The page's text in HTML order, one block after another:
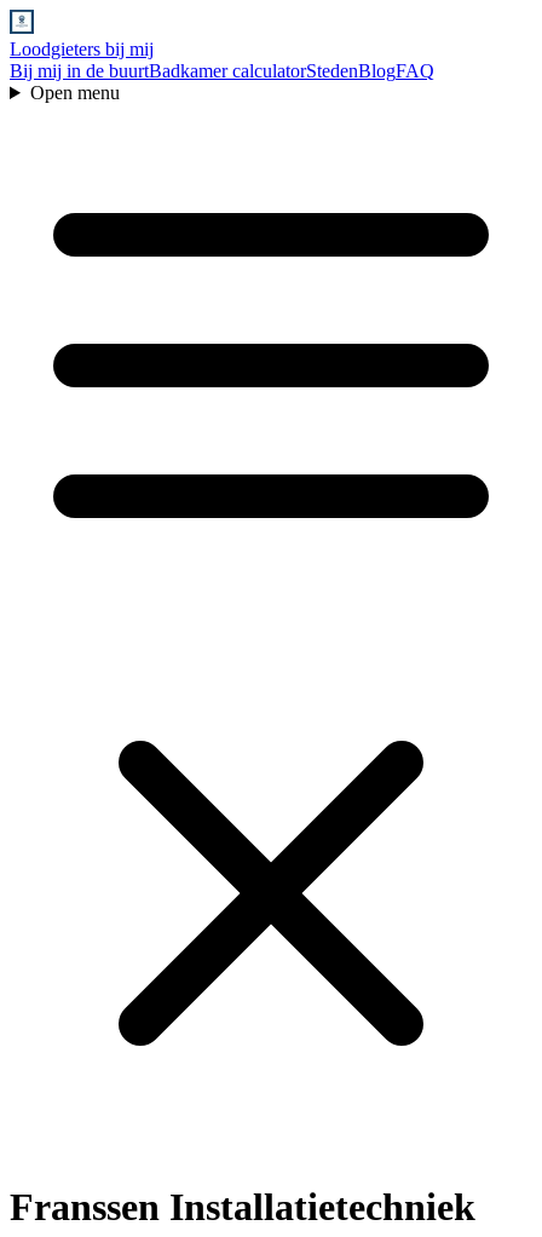
Loodgieters bij mij
Bij mij in de buurtBadkamer calculatorStedenBlogFAQ
Open menu
Franssen Installatietechniek